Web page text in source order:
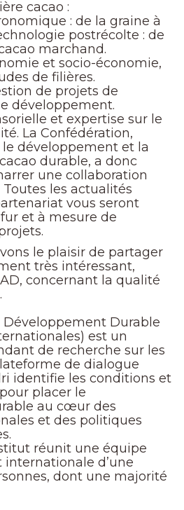
cacao :
: de la graine à
postrécolte : de
marchand.
et socio-économie,
de filières.
de projets de
développement.
et expertise sur le
La Confédération,
développement et la
durable, a donc
une collaboration
Toutes les actualités
vous seront
et à mesure de
le plaisir de partager
très intéressant,
concernant la qualité
Développement Durable
est un
de recherche sur les
de dialogue
identifie les conditions et
placer le
au cœur des
et des politiques
réunit une équipe
d’une
dont une majorité